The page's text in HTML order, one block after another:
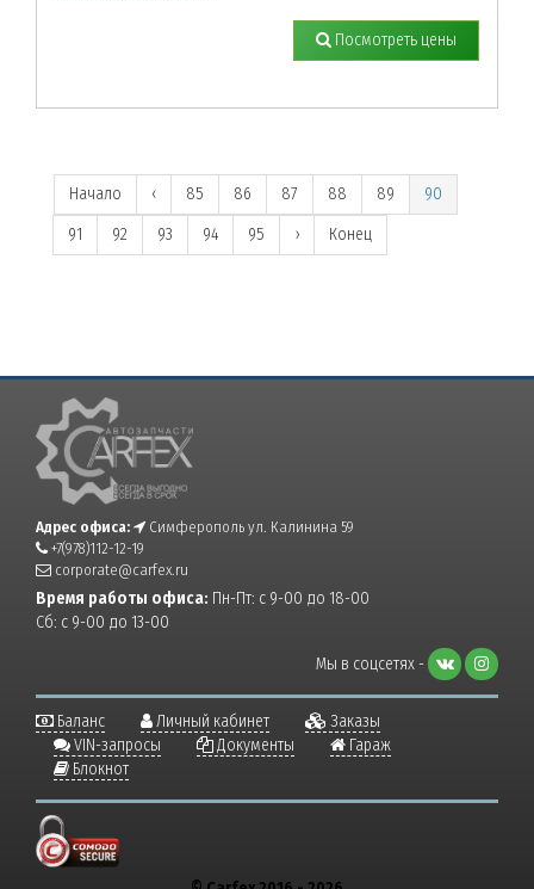
Посмотреть цены
Начало ‹ 85 86 87 88 89
90
91
92 93 94 95 › Конец
Адрес офиса:
Симферополь ул. Калинина 59
+7(978)112-12-19
corporate@carfex.ru
Время работы офиса: Пн-Пт: с 9-00 до 18-00
Сб: с 9-00 до 13-00
Мы в соцсетях -
Баланс Личный кабинет
Заказы
VIN-запросы
Документы
Гараж
Блокнот